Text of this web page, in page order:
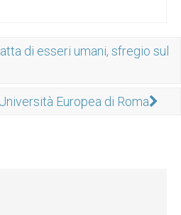
di esseri umani, sfregio sul
Europea di Roma